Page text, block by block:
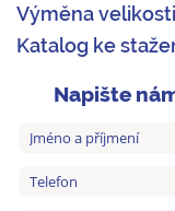
Výměna
Katalog ke
Napište